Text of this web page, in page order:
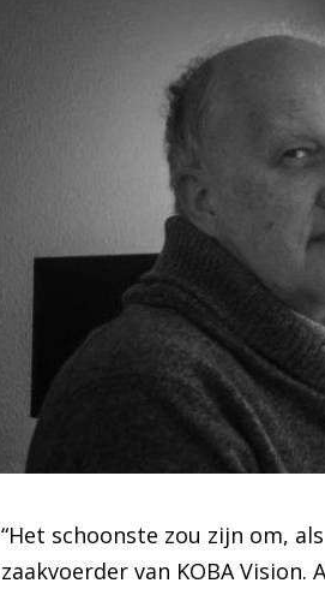
“Het schoonste zou zijn om,
zaakvoerder van KOBA